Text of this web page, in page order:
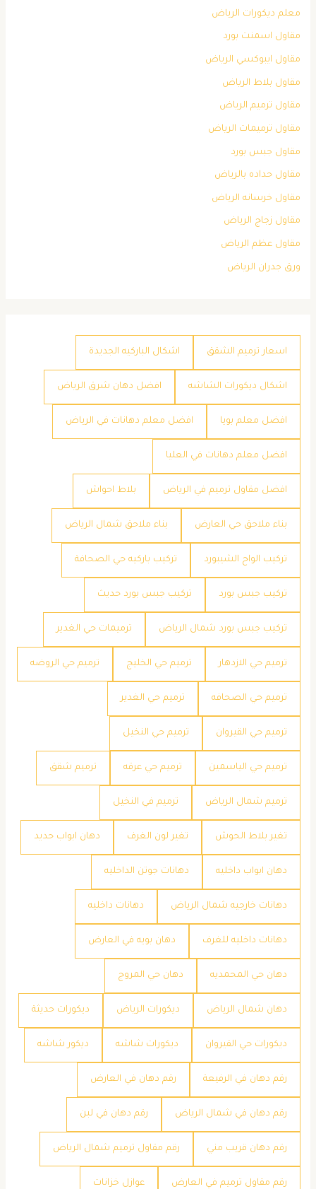
معلم ديكورات الرياض
مقاول اسمنت بورد
مقاول ايبوكسي الرياض
مقاول بلاط الرياض
مقاول ترميم الرياض
مقاول ترميمات الرياض
مقاول جبس بورد
مقاول حداده بالرياض
مقاول خرسانه الرياض
مقاول زجاج الرياض
مقاول عظم الرياض
ورق جدران الرياض
اسعار ترميم الشقق اشكال الباركيه الجديدة
اشكال ديكورات الشاشه افضل دهان شرق الرياض
افضل معلم بويا افضل معلم دهانات في الرياض
افضل معلم دهانات في العليا
افضل مقاول ترميم في الرياض بلاط احواش
بناء ملاحق حي العارض بناء ملاحق شمال الرياض
تركيب الواح الشيبورد تركيب باركيه حي الصحافة
تركيب جبس بورد تركيب جبس بورد حديث
تركيب جبس بورد شمال الرياض ترميمات حي الغدير
ترميم حي الازدهار ترميم حي الخليج ترميم حي الروضه
ترميم حي الصحافه ترميم حي الغدير
ترميم حي القيروان ترميم حي النخيل
ترميم حي الياسمين ترميم حي عرقه ترميم شقق
ترميم شمال الرياض ترميم في النخيل
تغير بلاط الحوش تغير لون الغرف دهان ابواب حديد
دهان ابواب داخليه دهانات جوتن الداخليه
دهانات خارجيه شمال الرياض دهانات داخليه
دهانات داخليه للغرف دهان بويه في العارض
دهان حي المحمديه دهان حي المروج
دهان شمال الرياض ديكورات الرياض ديكورات حديثة
ديكورات حي القيروان ديكورات شاشه ديكور شاشه
رقم دهان في الرفيعة رقم دهان في العارض
رقم دهان في شمال الرياض رقم دهان في لبن
رقم دهان قريب مني رقم مقاول ترميم شمال الرياض
رقم مقاول ترميم في العارض عوازل خزانات